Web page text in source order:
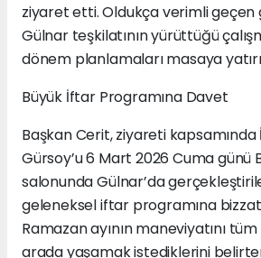
ziyaret etti. Oldukça verimli geçen
Gülnar teşkilatının yürüttüğü
dönem planlamaları masaya
Büyük İftar Programına Davet
Başkan Cerit, ziyareti kapsamında
Gürsoy’u 6 Mart 2026 Cuma günü
salonunda Gülnar’da
geleneksel iftar programına
Ramazan ayının maneviyatını
arada yaşamak istediklerini